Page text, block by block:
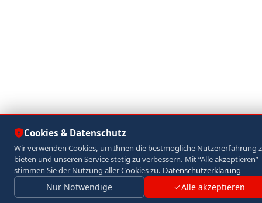
Cookies & Datenschutz
Wir verwenden Cookies, um Ihnen die bestmögliche Nutzererfahrung
bieten und unseren Service stetig zu verbessern. Mit “Alle akzeptieren”
stimmen Sie der Nutzung aller Cookies zu. Datenschutzerklärung
Nur Notwendige Alle akzeptieren